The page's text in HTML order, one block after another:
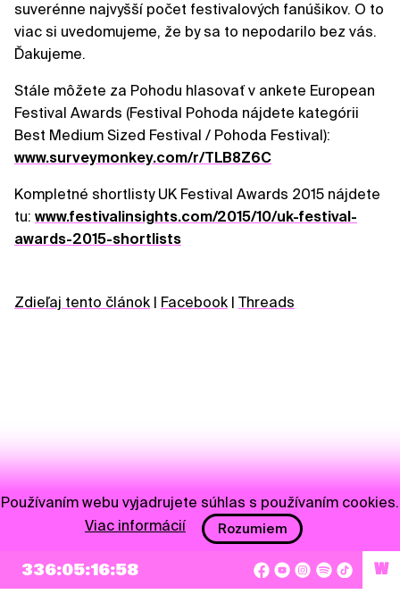
suverénne najvyšší počet festivalových fanúšikov. O to
viac si uvedomujeme, že by sa to nepodarilo bez vás.
Ďakujeme.
Stále môžete za Pohodu hlasovať v ankete European
Festival Awards (Festival Pohoda nájdete kategórii
Best Medium Sized Festival / Pohoda Festival):
www.surveymonkey.com/r/TLB8Z6C
Kompletné shortlisty UK Festival Awards 2015 nájdete
tu: www.festivalinsights.com/2015/10/uk-festival-
awards-2015-shortlists
Zdieľaj tento článok Facebook Threads
NEWSLETTER
336:05:16:58 W
Používaním webu vyjadrujete súhlas s používaním cookies.
Viac informácií
Rozumiem